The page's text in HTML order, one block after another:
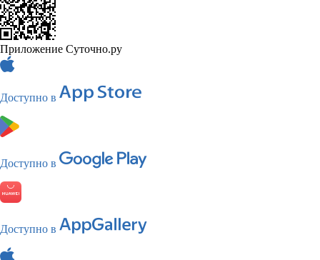
Приложение Суточно.ру
Доступно в
Доступно в
Доступно в